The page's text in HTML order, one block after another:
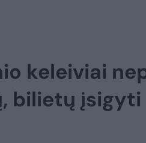
keleiviai
bilietų įsigyti